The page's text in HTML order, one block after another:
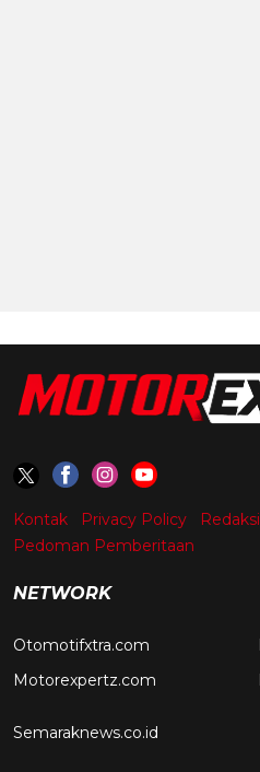
Kontak Privacy Policy Redaksi
Pedoman Pemberitaan
NETWORK
Otomotifxtra.com
Motorexpertz.com
Semaraknews.co.id